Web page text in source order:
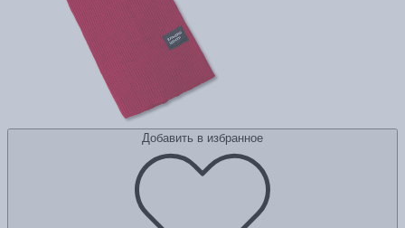
Добавить в избранное